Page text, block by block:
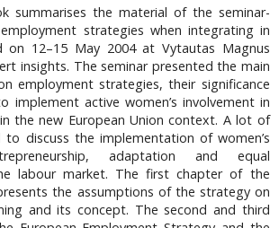
summarises the material of the seminar-
employment strategies when integrating in
on 12–15 May 2004 at Vytautas Magnus
insights. The seminar presented the main
employment strategies, their significance
implement active women’s involvement in
the new European Union context. A lot of
discuss the implementation of women’s
adaptation and equal
labour market. The first chapter of the
the assumptions of the strategy on
and its concept. The second and third